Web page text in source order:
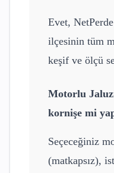
Evet,
ilçesinin tüm
keşif ve ölçü
Motorlu
kornişe mi
Seçeceğiniz
(matkapsız),